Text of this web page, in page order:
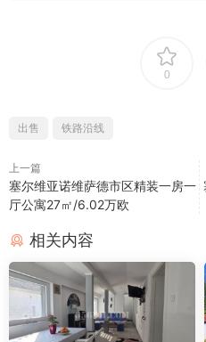
0
出售 铁路沿线
上一篇
塞尔维亚诺维萨德市区精装一房一
厅公寓27㎡/6.02万欧
相关内容